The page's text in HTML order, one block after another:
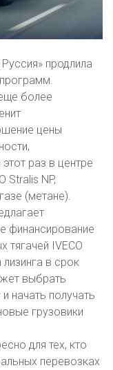
продлила
более
цены
раз в центре
Stralis NP,
(метане).
финансирование
тягачей IVECO
в срок
выбрать
начать получать
грузовики
для тех, кто
перевозках